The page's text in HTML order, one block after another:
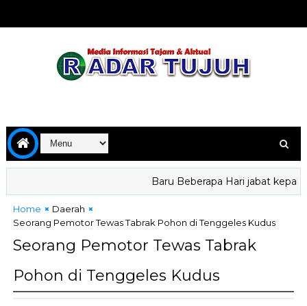
Baru Beberapa Hari jabat kepala
Home
Daerah
Seorang Pemotor Tewas Tabrak Pohon di Tenggeles Kudus
Seorang Pemotor Tewas Tabrak
Pohon di Tenggeles Kudus